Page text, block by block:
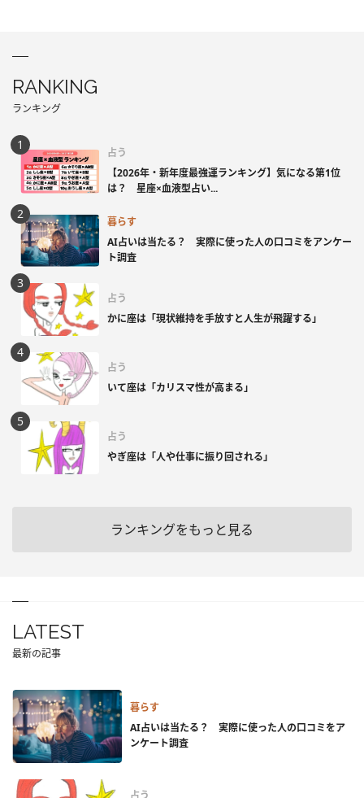
RANKING
ランキング
占う
【2026年・新年度最強運ランキング】気になる第1位
は？ 星座×血液型占い...
暮らす
AI占いは当たる？ 実際に使った人の口コミをアンケー
ト調査
占う
かに座は「現状維持を手放すと人生が飛躍する」
占う
いて座は「カリスマ性が高まる」
占う
やぎ座は「人や仕事に振り回される」
ランキングをもっと見る
LATEST
最新の記事
暮らす
AI占いは当たる？ 実際に使った人の口コミをア
ンケート調査
占う